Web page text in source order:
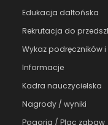
Edukacja daltońska
Rekrutacja do
Wykaz
Informacje
Kadra nauczycielska
Nagrody / wyniki
Pogoria / Plac zabaw